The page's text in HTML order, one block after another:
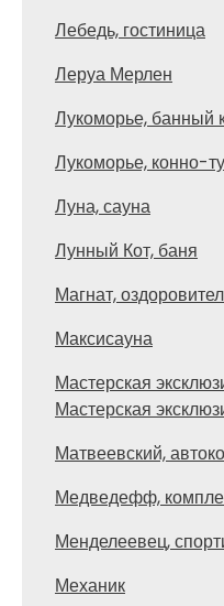
Лебедь, гостиница
Леруа Мерлен
Лукоморье, банный
Лукоморье, конно-
Луна, сауна
Лунный Кот, баня
Магнат,
Максисауна
Мастерская
Мастерская
Матвеевский,
Медведефф,
Менделеевец,
Механик